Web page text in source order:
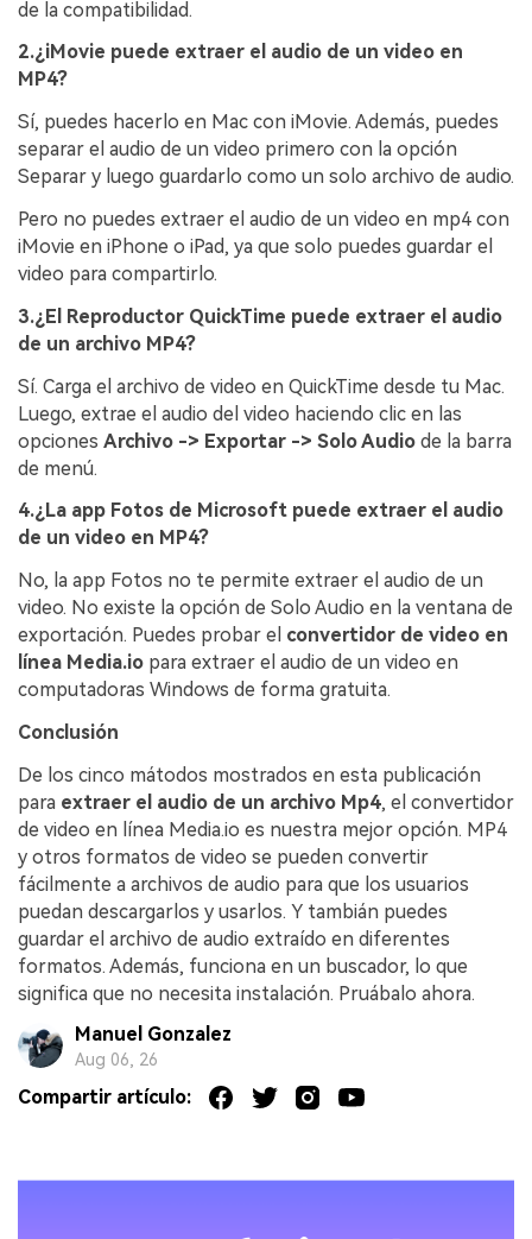
de la compatibilidad.
2.¿iMovie puede extraer el audio de un video en
MP4?
Sí, puedes hacerlo en Mac con iMovie. Además, puedes
separar el audio de un video primero con la opción
Separar y luego guardarlo como un solo archivo de audio.
Pero no puedes extraer el audio de un video en mp4 con
iMovie en iPhone o iPad, ya que solo puedes guardar el
video para compartirlo.
3.¿El Reproductor QuickTime puede extraer el audio
de un archivo MP4?
Sí. Carga el archivo de video en QuickTime desde tu Mac.
Luego, extrae el audio del video haciendo clic en las
opciones Archivo -> Exportar -> Solo Audio de la barra
de menú.
4.¿La app Fotos de Microsoft puede extraer el audio
de un video en MP4?
No, la app Fotos no te permite extraer el audio de un
video. No existe la opción de Solo Audio en la ventana de
exportación. Puedes probar el convertidor de video en
línea Media.io para extraer el audio de un video en
computadoras Windows de forma gratuita.
Conclusión
De los cinco mátodos mostrados en esta publicación
para extraer el audio de un archivo Mp4, el convertidor
de video en línea Media.io es nuestra mejor opción. MP4
y otros formatos de video se pueden convertir
fácilmente a archivos de audio para que los usuarios
puedan descargarlos y usarlos. Y tambián puedes
guardar el archivo de audio extraído en diferentes
formatos. Además, funciona en un buscador, lo que
significa que no necesita instalación. Pruábalo ahora.
Manuel Gonzalez
Aug 06, 26
Compartir artículo: